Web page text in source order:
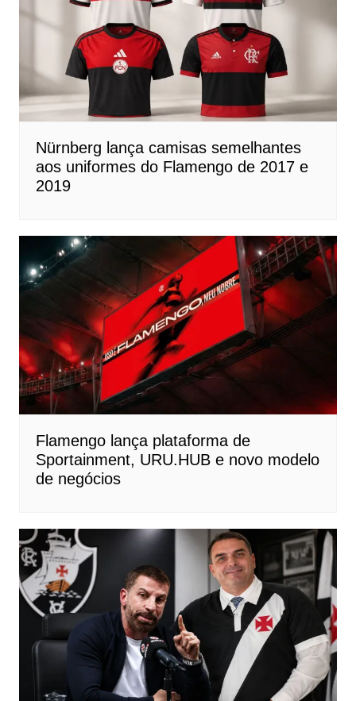
Nürnberg lança camisas semelhantes
aos uniformes do Flamengo de 2017 e
2019
Flamengo lança plataforma de
Sportainment, URU.HUB e novo modelo
de negócios